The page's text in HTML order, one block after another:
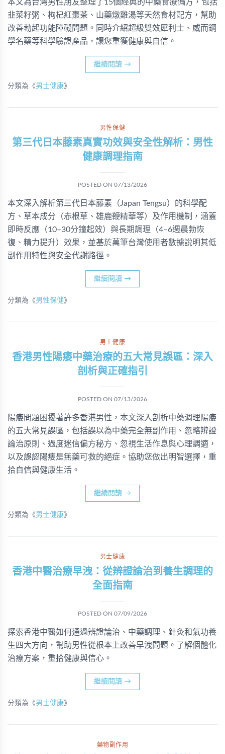
本文為台灣男性朋友整理了15個經典的中藥食療偏方，包括
韭菜籽粥、枸杞紅棗茶、山藥燉雞湯等天然食材配方，幫助
改善勃起功能障礙問題。同時介紹超級雙效犀利士、威而鋼
學名藥等科學驗證產品，讓您重獲健康與自信。
繼續閱讀 →
分類為《男士健康》
男性保健
第三代日本藤素真實功效與安全性解析：男性
健康調理指南
POSTED ON 07/13/2026
本文深入解析第三代日本藤素（Japan Tengsu）的科學配
方、草本成分（赤根草、雄鹿鞭精華等）及作用機制，涵蓋
即時反應（10–30分鐘起效）與長期調理（4–6週晨勃恢
復、精力提升）效果，並基於萬筆台灣使用者數據說明其低
副作用特性與安全代謝路徑。
繼續閱讀 →
分類為《男性保健》
男士健康
香港男性陽痿中藥治療的五大常見誤區：深入
剖析與正確指引
POSTED ON 07/13/2026
陽痿問題困擾著許多香港男性，本文深入剖析中藥调理陽痿
的五大常見誤區，包括誤以為中藥完全無副作用、忽略辨證
論治原則、過度迷信偏方秘方、忽視生活作息與心理調適，
以及誤認陽痿是無藥可救的絕症。協助您做出明智選擇，重
拾自信與健康生活。
繼續閱讀 →
分類為《男士健康》
男士健康
香港中醫治療早洩：從辨證論治到養生調理的
全面指南
POSTED ON 07/09/2026
探索香港中醫如何通過辨證論治、中藥調理、針灸和氣功養
生四大方向，幫助男性從根本上改善早洩問題。了解個體化
治療方案，重拾健康與信心。
繼續閱讀 →
分類為《男士健康》
藥物副作用